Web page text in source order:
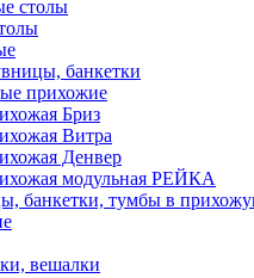
столы
банкетки
прихожие
Бриз
Витра
Денвер
модульная РЕЙКА
банкетки, тумбы в
вешалки